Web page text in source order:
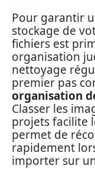
Pour garantir
stockage de
fichiers est
organisation
nettoyage
premier pas
organisation
Classer les
projets facilite
permet de
rapidement
importer sur